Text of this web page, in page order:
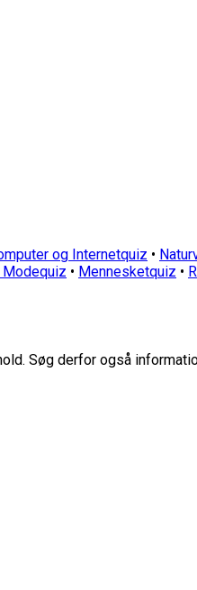
og Internetquiz •
Modequiz • Mennesketquiz •
Søg derfor også